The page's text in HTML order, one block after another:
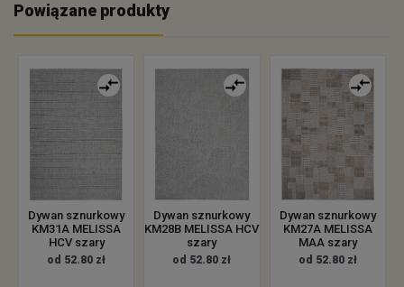
Powiązane produkty
Dywan sznurkowy
KM31A MELISSA
HCV szary
od 52.80 zł
Dywan sznurkowy
KM28B MELISSA HCV
szary
od 52.80 zł
Dywan sznurkowy
KM27A MELISSA
MAA szary
od 52.80 zł